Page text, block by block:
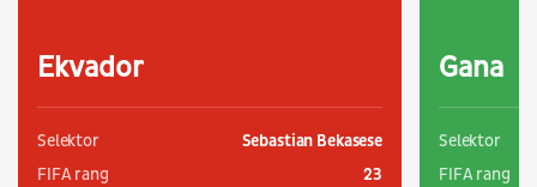
Ekvador
Selektor
Sebastian Bekasese
FIFA rang
23
Gana
Selektor
FIFA rang